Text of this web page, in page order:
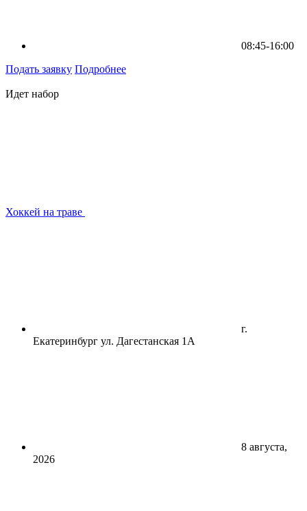
08:45-16:00
Подать заявку Подробнее
Идет набор
Хоккей на траве
г.
Екатеринбург ул. Дагестанская 1А
8 августа,
2026